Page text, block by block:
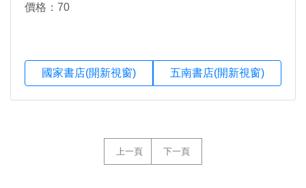
價格：70
國家書店(開新視窗) 五南書店(開新視窗)
上一頁 下一頁